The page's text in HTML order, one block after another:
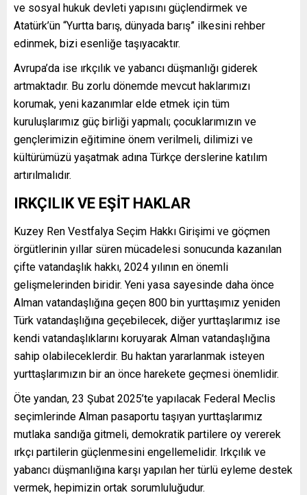
ve sosyal hukuk devleti yapısını güçlendirmek ve
Atatürk’ün “Yurtta barış, dünyada barış” ilkesini rehber
edinmek, bizi esenliğe taşıyacaktır.
Avrupa’da ise ırkçılık ve yabancı düşmanlığı giderek
artmaktadır. Bu zorlu dönemde mevcut haklarımızı
korumak, yeni kazanımlar elde etmek için tüm
kuruluşlarımız güç birliği yapmalı; çocuklarımızın ve
gençlerimizin eğitimine önem verilmeli, dilimizi ve
kültürümüzü yaşatmak adına Türkçe derslerine katılım
artırılmalıdır.
IRKÇILIK VE EŞİT HAKLAR
Kuzey Ren Vestfalya Seçim Hakkı Girişimi ve göçmen
örgütlerinin yıllar süren mücadelesi sonucunda kazanılan
çifte vatandaşlık hakkı, 2024 yılının en önemli
gelişmelerinden biridir. Yeni yasa sayesinde daha önce
Alman vatandaşlığına geçen 800 bin yurttaşımız yeniden
Türk vatandaşlığına geçebilecek, diğer yurttaşlarımız ise
kendi vatandaşlıklarını koruyarak Alman vatandaşlığına
sahip olabileceklerdir. Bu haktan yararlanmak isteyen
yurttaşlarımızın bir an önce harekete geçmesi önemlidir.
Öte yandan, 23 Şubat 2025’te yapılacak Federal Meclis
seçimlerinde Alman pasaportu taşıyan yurttaşlarımız
mutlaka sandığa gitmeli, demokratik partilere oy vererek
ırkçı partilerin güçlenmesini engellemelidir. Irkçılık ve
yabancı düşmanlığına karşı yapılan her türlü eyleme destek
vermek, hepimizin ortak sorumluluğudur.